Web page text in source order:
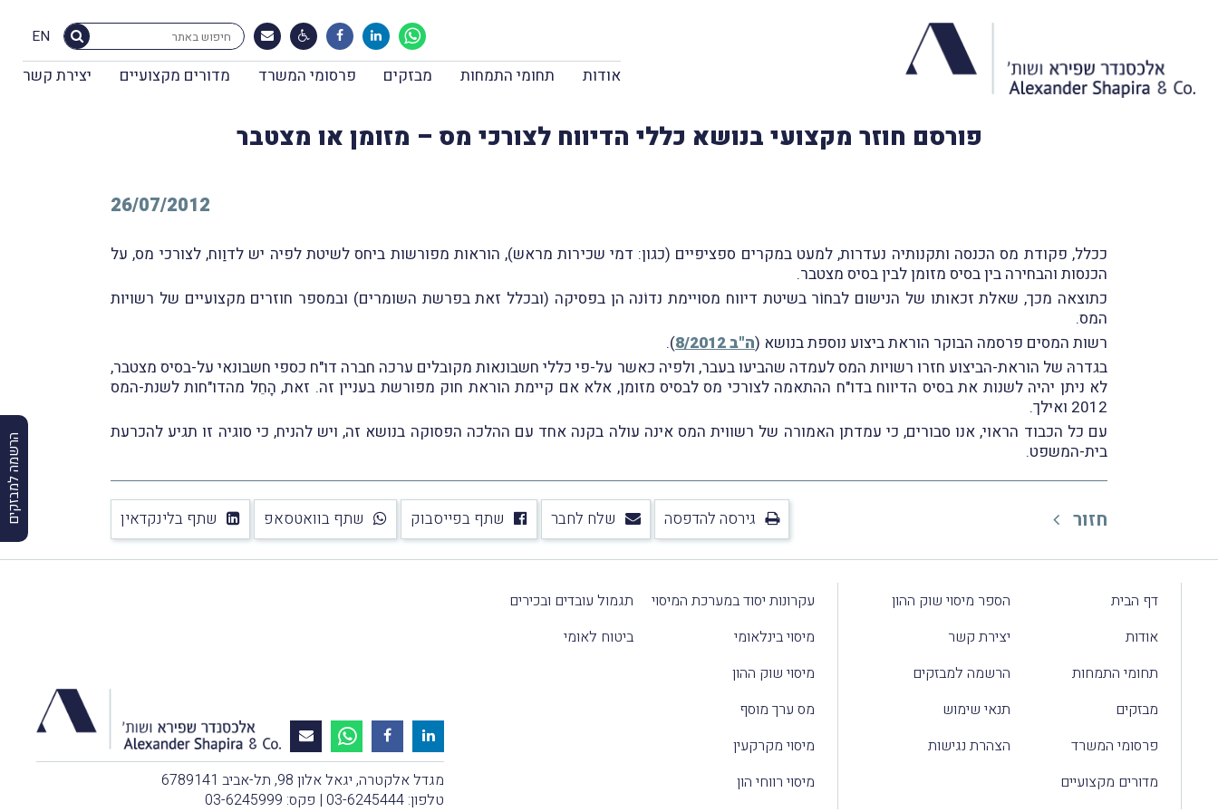
EN
אודות תחומי התמחות מבזקים פרסומי המשרד מדורים מקצועיים יצירת קשר
הרשמה למבזקים
פורסם חוזר מקצועי בנושא כללי הדיווח לצורכי מס – מזומן או מצטבר
26/07/2012
ככלל, פקודת מס הכנסה ותקנותיה נעדרות, למעט במקרים ספציפיים (כגון: דמי שכירות מראש), הוראות מפורשות ביחס לשיטת לפיה יש לדוַוח, לצורכי מס, על
הכנסות והבחירה בין בסיס מזומן לבין בסיס מצטבר.
כתוצאה מכך, שאלת זכאותו של הנישום לבחוֹר בשיטת דיווח מסויימת נדוֹנה הן בפסיקה (ובכלל זאת בפרשת השומרים) ובמספר חוזרים מקצועיים של רשויות
המס.
רשות המסים פרסמה הבוקר הוראת ביצוע נוספת בנושא (ה"ב 8/2012
).
בגדרהּ של הוראת-הביצוע חזרו רשויות המס לעמדה שהביעו בעבר, ולפיה כאשר על-פי כללי חשבונאות מקובלים ערכה חברה דו"ח כספי חשבונאי על-בסיס מצטבר,
לא ניתן יהיה לשנות את בסיס הדיווח בדו"ח ההתאמה לצורכי מס לבסיס מזומן, אלא אם קיימת הוראת חוק מפורשת בעניין זה. זאת, הָחֵל מהדו"חות לשנת-המס
2012 ואילך.
עם כל הכבוד הראוי, אנו סבורים, כי עמדתן האמורה של רשווית המס אינה עולה בקנה אחד עם ההלכה הפסוקה בנושא זה, ויש להניח, כי סוגיה זו תגיע להכרעת
בית-המשפט.
חזור גירסה להדפסה שלח לחבר שתף בפייסבוק שתף בוואטסאפ שתף בלינקדאין
דף הבית
אודות
תחומי התמחות
מבזקים
פרסומי המשרד
מדורים מקצועיים
הספר מיסוי שוק ההון
יצירת קשר
הרשמה למבזקים
תנאי שימוש
הצהרת נגישות
עקרונות יסוד במערכת המיסוי
מיסוי בינלאומי
מיסוי שוק ההון
מס ערך מוסף
מיסוי מקרקעין
מיסוי רווחי הון
תגמול עובדים ובכירים
ביטוח לאומי
מגדל אלקטרה, יגאל אלון 98, תל-אביב 6789141
טלפון: 03-6245444 | פקס: 03-6245999